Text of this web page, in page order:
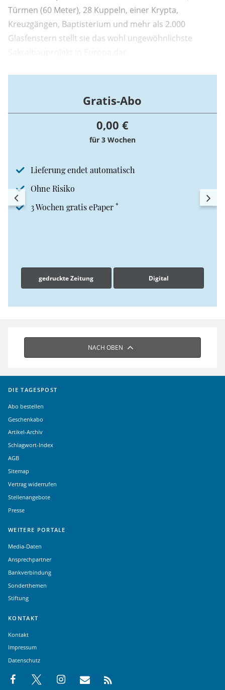
Türmen (60 Meter), 28 Kuppeln, einer Krypta,
Kreuzgängen, Baptisterium und mehr als 2.000
Glasfenstern stellt sie das wohl ungewöhnlichste
Gratis-Abo
0,00 €
für 3 Wochen
Lieferung endet automatisch
Ohne Risiko
3 Wochen gratis ePaper *
gedruckte Zeitung Digital
NACH OBEN
DIE TAGESPOST
Abo bestellen
Geschenkabo
Artikel-Archiv
Schlagwort-Index
AGB
Sitemap
Vertrag widerrufen
Stellenangebote
Presse
WEITERE PORTALE
Media-Daten
Ansprechpartner
Bankverbindung
Sonderthemen
Stiftung
KONTAKT
Kontakt
Impressum
Datenschutz